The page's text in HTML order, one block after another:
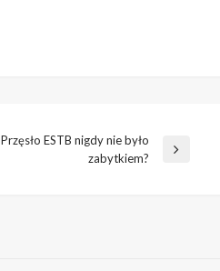
Przęsło ESTB nigdy nie było
zabytkiem?